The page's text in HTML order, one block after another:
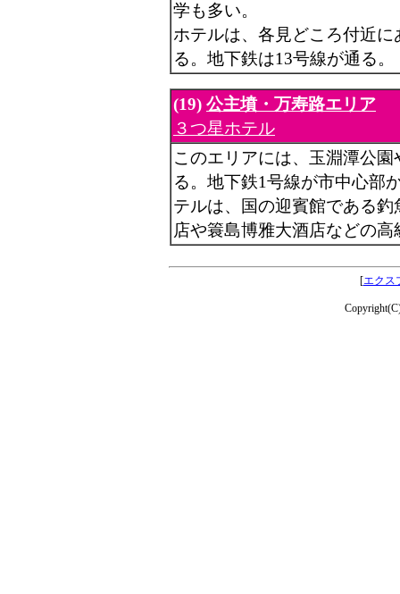
学も多い。
ホテルは、各見どころ付近
る。地下鉄は13号線が通る。
(19) 公主墳・万寿路エリア
３つ星ホテル
このエリアには、玉淵潭公
る。地下鉄1号線が市中心部
テルは、国の迎賓館である
店や簑島博雅大酒店などの
[エクス